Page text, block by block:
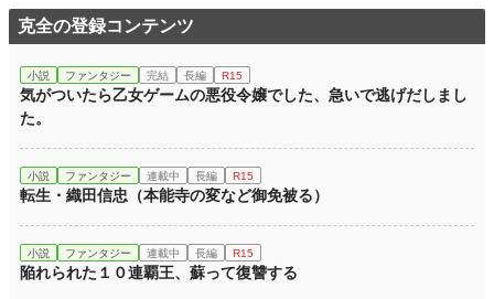
克全の登録コンテンツ
小説 ファンタジー 完結 長編 R15
気がついたら乙女ゲームの悪役令嬢でした、急いで逃げだしまし
た。
小説 ファンタジー 連載中 長編 R15
転生・織田信忠（本能寺の変など御免被る）
小説 ファンタジー 連載中 長編 R15
陥れられた１０連覇王、蘇って復讐する